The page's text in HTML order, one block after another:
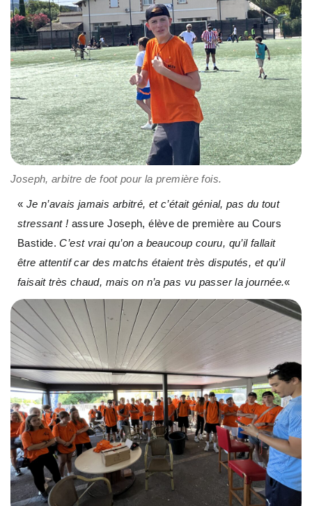
Joseph, arbitre de foot pour la première fois.
« Je n’avais jamais arbitré, et c’était génial, pas du tout
stressant ! assure Joseph, élève de première au Cours
Bastide.C’est vrai qu’on a beaucoup couru, qu’il fallait
être attentif car des matchs étaient très disputés, et qu’il
faisait très chaud, mais on n’a pas vu passer la journée.«